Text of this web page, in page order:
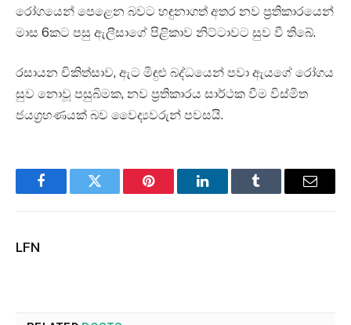
රෝගයෙන් පෙළෙන බවට හඳුනාගත් අතර නව ප්‍රතිකාරයෙන්
මාස 6කට පසු ඇලීසාගේ පිළිකාව නිට්ටාවට සුව වී තිබේ.
රසායන චිකිත්සාව, ඇට මිඳුළු බද්ධයෙන් පවා ඇයගේ රෝගය
සුව නොවූ පසුබිමක, නව ප්‍රතිකාරය සාර්ථක වීම විස්මිත
ජයග්‍රහණයක් බව වෛද්‍යවරුන් පවසයි.
FacebookTwitter Pinterest LinkedInTumblr Email
LFN